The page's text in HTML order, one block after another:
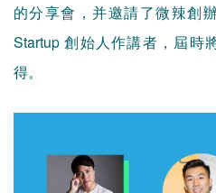
的分享會，并邀請了微辣創
Startup 創始人作講者，屆時
得。